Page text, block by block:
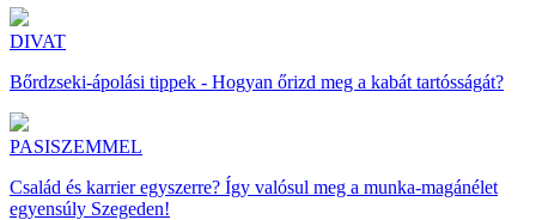
DIVAT
Bőrdzseki-ápolási tippek - Hogyan őrizd meg a kabát tartósságát?
PASISZEMMEL
Család és karrier egyszerre? Így valósul meg a munka-magánélet
egyensúly Szegeden!